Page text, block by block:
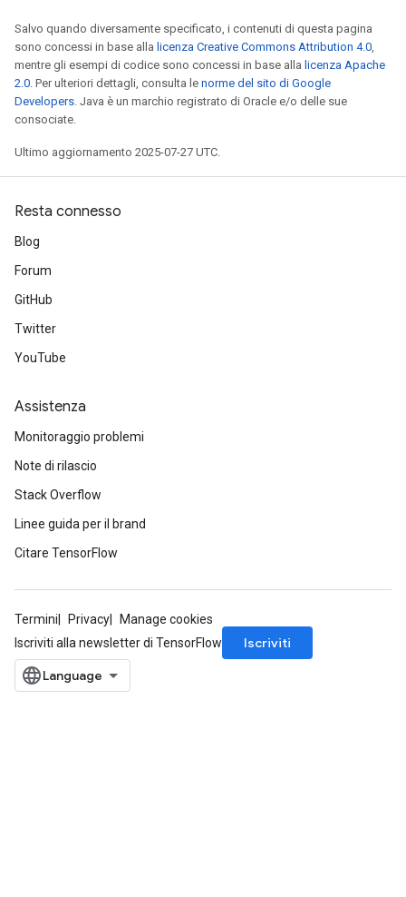
Salvo quando diversamente specificato, i contenuti di questa pagina
sono concessi in base alla licenza Creative Commons Attribution 4.0,
mentre gli esempi di codice sono concessi in base alla licenza Apache
2.0. Per ulteriori dettagli, consulta le norme del sito di Google
Developers. Java è un marchio registrato di Oracle e/o delle sue
consociate.
Ultimo aggiornamento 2025-07-27 UTC.
Resta connesso
Blog
Forum
GitHub
Twitter
YouTube
Assistenza
Monitoraggio problemi
Note di rilascio
Stack Overflow
Linee guida per il brand
Citare TensorFlow
Termini Privacy
Manage cookies
Iscriviti alla newsletter di TensorFlow
Iscriviti